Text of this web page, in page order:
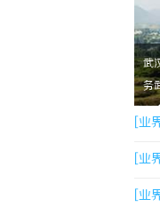
武
务
[业
[业
[业